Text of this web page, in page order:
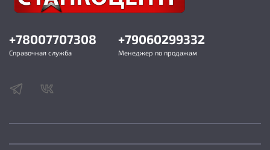
+78007707308
Справочная служба
+79060299332
Менеджер по продажам